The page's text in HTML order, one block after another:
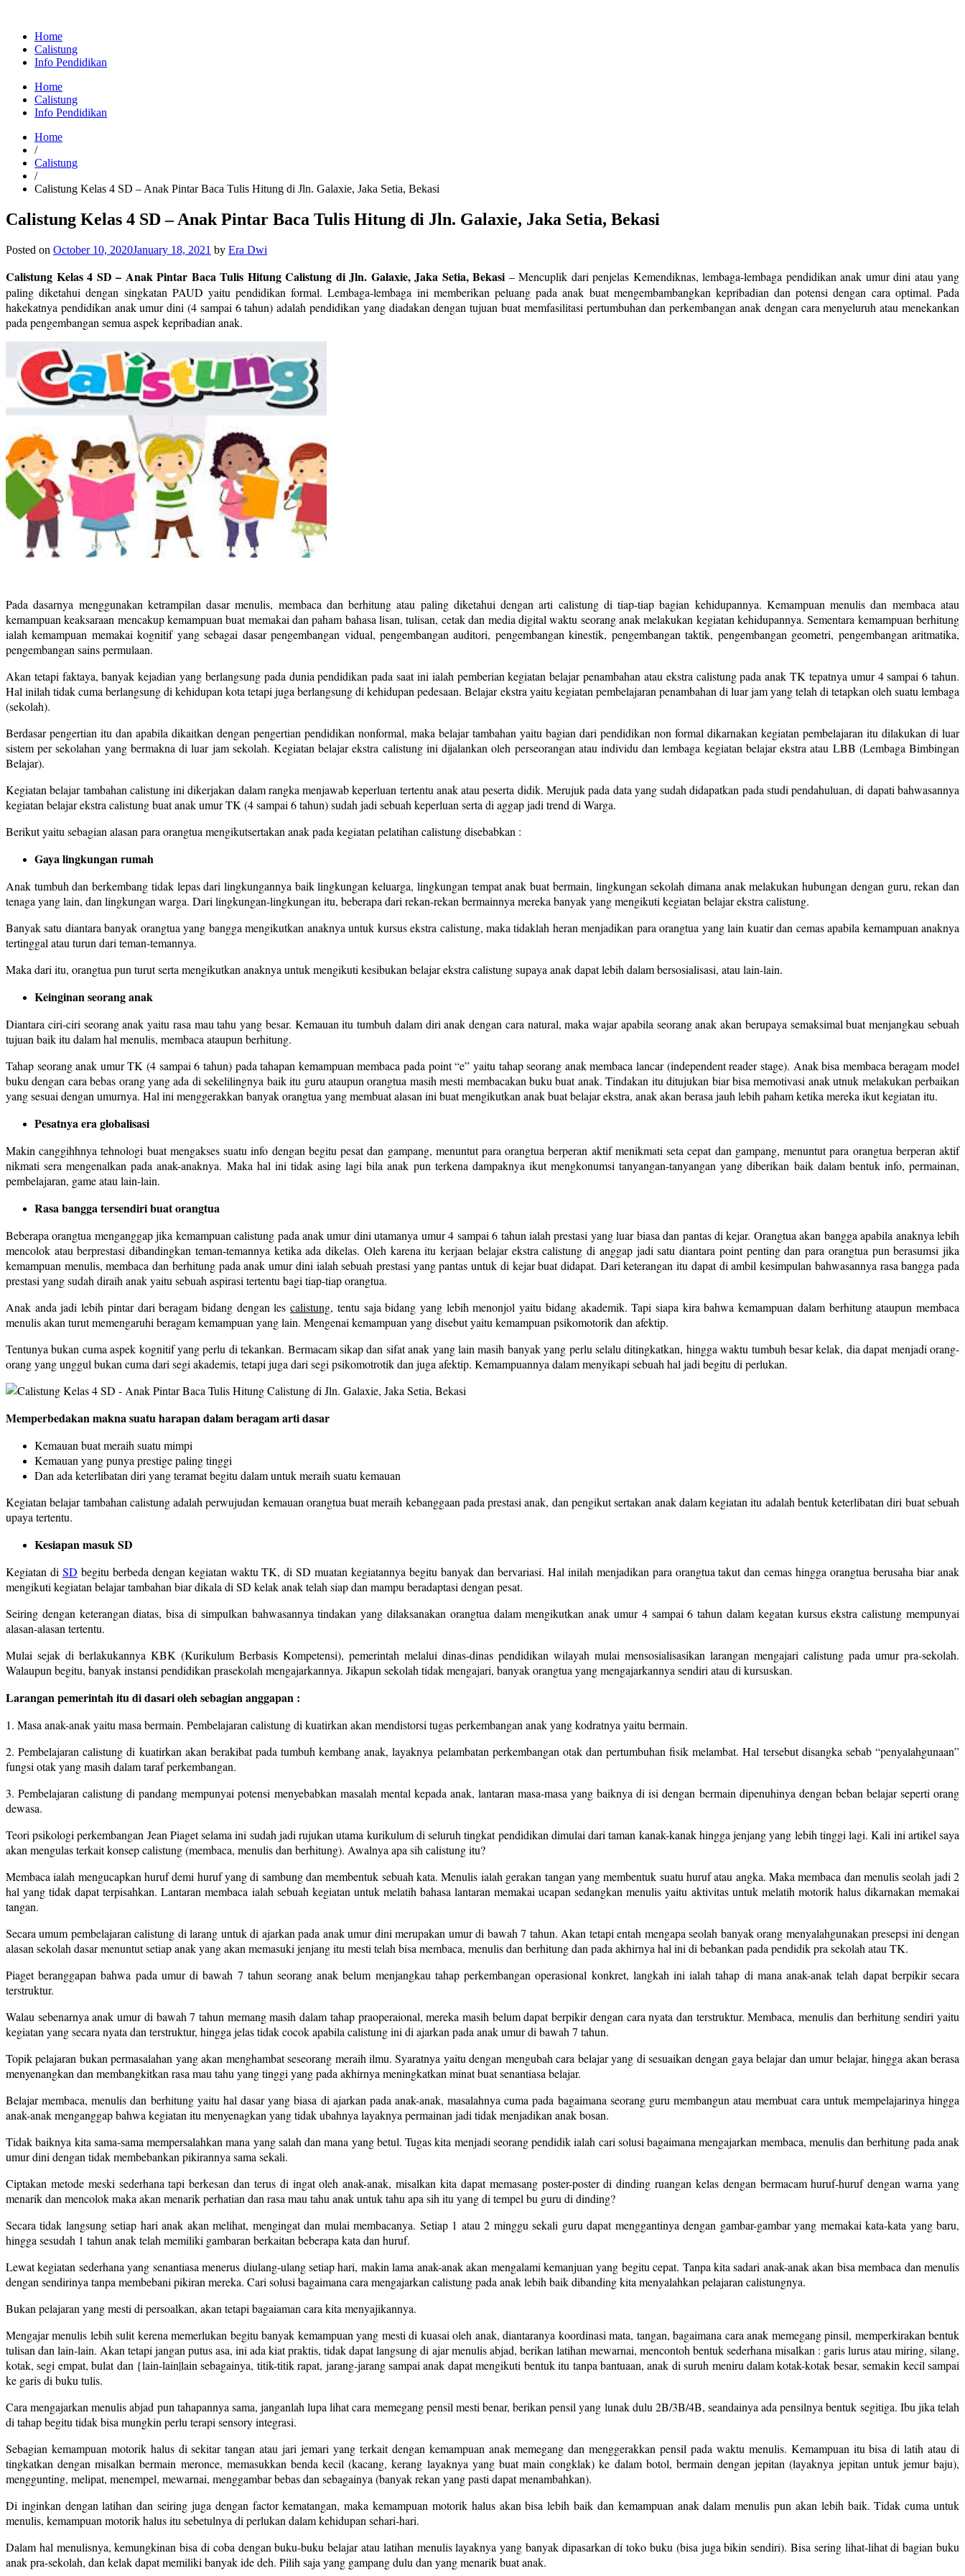
Home
Calistung
Info Pendidikan
Home
Calistung
Info Pendidikan
Home
/
Calistung
/
Calistung Kelas 4 SD – Anak Pintar Baca Tulis Hitung di Jln. Galaxie, Jaka Setia, Bekasi
Calistung Kelas 4 SD – Anak Pintar Baca Tulis Hitung di Jln. Galaxie, Jaka Setia, Bekasi
Posted on October 10, 2020January 18, 2021 by Era Dwi
Calistung Kelas 4 SD – Anak Pintar Baca Tulis Hitung Calistung di Jln. Galaxie, Jaka Setia, Bekasi – Mencuplik dari penjelas Kemendiknas, lembaga-lembaga pendidikan anak umur dini atau yang
paling diketahui dengan singkatan PAUD yaitu pendidikan formal. Lembaga-lembaga ini memberikan peluang pada anak buat mengembambangkan kepribadian dan potensi dengan cara optimal. Pada
hakekatnya pendidikan anak umur dini (4 sampai 6 tahun) adalah pendidikan yang diadakan dengan tujuan buat memfasilitasi pertumbuhan dan perkembangan anak dengan cara menyeluruh atau menekankan
pada pengembangan semua aspek kepribadian anak.
Pada dasarnya menggunakan ketrampilan dasar menulis, membaca dan berhitung atau paling diketahui dengan arti calistung di tiap-tiap bagian kehidupannya. Kemampuan menulis dan membaca atau
kemampuan keaksaraan mencakup kemampuan buat memakai dan paham bahasa lisan, tulisan, cetak dan media digital waktu seorang anak melakukan kegiatan kehidupannya. Sementara kemampuan berhitung
ialah kemampuan memakai kognitif yang sebagai dasar pengembangan vidual, pengembangan auditori, pengembangan kinestik, pengembangan taktik, pengembangan geometri, pengembangan aritmatika,
pengembangan sains permulaan.
Akan tetapi faktaya, banyak kejadian yang berlangsung pada dunia pendidikan pada saat ini ialah pemberian kegiatan belajar penambahan atau ekstra calistung pada anak TK tepatnya umur 4 sampai 6 tahun.
Hal inilah tidak cuma berlangsung di kehidupan kota tetapi juga berlangsung di kehidupan pedesaan. Belajar ekstra yaitu kegiatan pembelajaran penambahan di luar jam yang telah di tetapkan oleh suatu lembaga
(sekolah).
Berdasar pengertian itu dan apabila dikaitkan dengan pengertian pendidikan nonformal, maka belajar tambahan yaitu bagian dari pendidikan non formal dikarnakan kegiatan pembelajaran itu dilakukan di luar
sistem per sekolahan yang bermakna di luar jam sekolah. Kegiatan belajar ekstra calistung ini dijalankan oleh perseorangan atau individu dan lembaga kegiatan belajar ekstra atau LBB (Lembaga Bimbingan
Belajar).
Kegiatan belajar tambahan calistung ini dikerjakan dalam rangka menjawab keperluan tertentu anak atau peserta didik. Merujuk pada data yang sudah didapatkan pada studi pendahuluan, di dapati bahwasannya
kegiatan belajar ekstra calistung buat anak umur TK (4 sampai 6 tahun) sudah jadi sebuah keperluan serta di aggap jadi trend di Warga.
Berikut yaitu sebagian alasan para orangtua mengikutsertakan anak pada kegiatan pelatihan calistung disebabkan :
Gaya lingkungan rumah
Anak tumbuh dan berkembang tidak lepas dari lingkungannya baik lingkungan keluarga, lingkungan tempat anak buat bermain, lingkungan sekolah dimana anak melakukan hubungan dengan guru, rekan dan
tenaga yang lain, dan lingkungan warga. Dari lingkungan-lingkungan itu, beberapa dari rekan-rekan bermainnya mereka banyak yang mengikuti kegiatan belajar ekstra calistung.
Banyak satu diantara banyak orangtua yang bangga mengikutkan anaknya untuk kursus ekstra calistung, maka tidaklah heran menjadikan para orangtua yang lain kuatir dan cemas apabila kemampuan anaknya
tertinggal atau turun dari teman-temannya.
Maka dari itu, orangtua pun turut serta mengikutkan anaknya untuk mengikuti kesibukan belajar ekstra calistung supaya anak dapat lebih dalam bersosialisasi, atau lain-lain.
Keinginan seorang anak
Diantara ciri-ciri seorang anak yaitu rasa mau tahu yang besar. Kemauan itu tumbuh dalam diri anak dengan cara natural, maka wajar apabila seorang anak akan berupaya semaksimal buat menjangkau sebuah
tujuan baik itu dalam hal menulis, membaca ataupun berhitung.
Tahap seorang anak umur TK (4 sampai 6 tahun) pada tahapan kemampuan membaca pada point “e” yaitu tahap seorang anak membaca lancar (independent reader stage). Anak bisa membaca beragam model
buku dengan cara bebas orang yang ada di sekelilingnya baik itu guru ataupun orangtua masih mesti membacakan buku buat anak. Tindakan itu ditujukan biar bisa memotivasi anak utnuk melakukan perbaikan
yang sesuai dengan umurnya. Hal ini menggerakkan banyak orangtua yang membuat alasan ini buat mengikutkan anak buat belajar ekstra, anak akan berasa jauh lebih paham ketika mereka ikut kegiatan itu.
Pesatnya era globalisasi
Makin canggihhnya tehnologi buat mengakses suatu info dengan begitu pesat dan gampang, menuntut para orangtua berperan aktif menikmati seta cepat dan gampang, menuntut para orangtua berperan aktif
nikmati sera mengenalkan pada anak-anaknya. Maka hal ini tidak asing lagi bila anak pun terkena dampaknya ikut mengkonumsi tanyangan-tanyangan yang diberikan baik dalam bentuk info, permainan,
pembelajaran, game atau lain-lain.
Rasa bangga tersendiri buat orangtua
Beberapa orangtua menganggap jika kemampuan calistung pada anak umur dini utamanya umur 4 sampai 6 tahun ialah prestasi yang luar biasa dan pantas di kejar. Orangtua akan bangga apabila anaknya lebih
mencolok atau berprestasi dibandingkan teman-temannya ketika ada dikelas. Oleh karena itu kerjaan belajar ekstra calistung di anggap jadi satu diantara point penting dan para orangtua pun berasumsi jika
kemampuan menulis, membaca dan berhitung pada anak umur dini ialah sebuah prestasi yang pantas untuk di kejar buat didapat. Dari keterangan itu dapat di ambil kesimpulan bahwasannya rasa bangga pada
prestasi yang sudah diraih anak yaitu sebuah aspirasi tertentu bagi tiap-tiap orangtua.
Anak anda jadi lebih pintar dari beragam bidang dengan lescalistung, tentu saja bidang yang lebih menonjol yaitu bidang akademik. Tapi siapa kira bahwa kemampuan dalam berhitung ataupun membaca
menulis akan turut memengaruhi beragam kemampuan yang lain. Mengenai kemampuan yang disebut yaitu kemampuan psikomotorik dan afektip.
Tentunya bukan cuma aspek kognitif yang perlu di tekankan. Bermacam sikap dan sifat anak yang lain masih banyak yang perlu selalu ditingkatkan, hingga waktu tumbuh besar kelak, dia dapat menjadi orang-
orang yang unggul bukan cuma dari segi akademis, tetapi juga dari segi psikomotrotik dan juga afektip. Kemampuannya dalam menyikapi sebuah hal jadi begitu di perlukan.
Memperbedakan makna suatu harapan dalam beragam arti dasar
Kemauan buat meraih suatu mimpi
Kemauan yang punya prestige paling tinggi
Dan ada keterlibatan diri yang teramat begitu dalam untuk meraih suatu kemauan
Kegiatan belajar tambahan calistung adalah perwujudan kemauan orangtua buat meraih kebanggaan pada prestasi anak, dan pengikut sertakan anak dalam kegiatan itu adalah bentuk keterlibatan diri buat sebuah
upaya tertentu.
Kesiapan masuk SD
Kegiatan di SD begitu berbeda dengan kegiatan waktu TK, di SD muatan kegiatannya begitu banyak dan bervariasi. Hal inilah menjadikan para orangtua takut dan cemas hingga orangtua berusaha biar anak
mengikuti kegiatan belajar tambahan biar dikala di SD kelak anak telah siap dan mampu beradaptasi dengan pesat.
Seiring dengan keterangan diatas, bisa di simpulkan bahwasannya tindakan yang dilaksanakan orangtua dalam mengikutkan anak umur 4 sampai 6 tahun dalam kegatan kursus ekstra calistung mempunyai
alasan-alasan tertentu.
Mulai sejak di berlakukannya KBK (Kurikulum Berbasis Kompetensi), pemerintah melalui dinas-dinas pendidikan wilayah mulai mensosialisasikan larangan mengajari calistung pada umur pra-sekolah.
Walaupun begitu, banyak instansi pendidikan prasekolah mengajarkannya. Jikapun sekolah tidak mengajari, banyak orangtua yang mengajarkannya sendiri atau di kursuskan.
Larangan pemerintah itu di dasari oleh sebagian anggapan :
1. Masa anak-anak yaitu masa bermain. Pembelajaran calistung di kuatirkan akan mendistorsi tugas perkembangan anak yang kodratnya yaitu bermain.
2. Pembelajaran calistung di kuatirkan akan berakibat pada tumbuh kembang anak, layaknya pelambatan perkembangan otak dan pertumbuhan fisik melambat. Hal tersebut disangka sebab “penyalahgunaan”
fungsi otak yang masih dalam taraf perkembangan.
3. Pembelajaran calistung di pandang mempunyai potensi menyebabkan masalah mental kepada anak, lantaran masa-masa yang baiknya di isi dengan bermain dipenuhinya dengan beban belajar seperti orang
dewasa.
Teori psikologi perkembangan Jean Piaget selama ini sudah jadi rujukan utama kurikulum di seluruh tingkat pendidikan dimulai dari taman kanak-kanak hingga jenjang yang lebih tinggi lagi. Kali ini artikel saya
akan mengulas terkait konsep calistung (membaca, menulis dan berhitung). Awalnya apa sih calistung itu?
Membaca ialah mengucapkan huruf demi huruf yang di sambung dan membentuk sebuah kata. Menulis ialah gerakan tangan yang membentuk suatu huruf atau angka. Maka membaca dan menulis seolah jadi 2
hal yang tidak dapat terpisahkan. Lantaran membaca ialah sebuah kegiatan untuk melatih bahasa lantaran memakai ucapan sedangkan menulis yaitu aktivitas untuk melatih motorik halus dikarnakan memakai
tangan.
Secara umum pembelajaran calistung di larang untuk di ajarkan pada anak umur dini merupakan umur di bawah 7 tahun. Akan tetapi entah mengapa seolah banyak orang menyalahgunakan presepsi ini dengan
alasan sekolah dasar menuntut setiap anak yang akan memasuki jenjang itu mesti telah bisa membaca, menulis dan berhitung dan pada akhirnya hal ini di bebankan pada pendidik pra sekolah atau TK.
Piaget beranggapan bahwa pada umur di bawah 7 tahun seorang anak belum menjangkau tahap perkembangan operasional konkret, langkah ini ialah tahap di mana anak-anak telah dapat berpikir secara
terstruktur.
Walau sebenarnya anak umur di bawah 7 tahun memang masih dalam tahap praoperaional, mereka masih belum dapat berpikir dengan cara nyata dan terstruktur. Membaca, menulis dan berhitung sendiri yaitu
kegiatan yang secara nyata dan terstruktur, hingga jelas tidak cocok apabila calistung ini di ajarkan pada anak umur di bawah 7 tahun.
Topik pelajaran bukan permasalahan yang akan menghambat seseorang meraih ilmu. Syaratnya yaitu dengan mengubah cara belajar yang di sesuaikan dengan gaya belajar dan umur belajar, hingga akan berasa
menyenangkan dan membangkitkan rasa mau tahu yang tinggi yang pada akhirnya meningkatkan minat buat senantiasa belajar.
Belajar membaca, menulis dan berhitung yaitu hal dasar yang biasa di ajarkan pada anak-anak, masalahnya cuma pada bagaimana seorang guru membangun atau membuat cara untuk mempelajarinya hingga
anak-anak menganggap bahwa kegiatan itu menyenagkan yang tidak ubahnya layaknya permainan jadi tidak menjadikan anak bosan.
Tidak baiknya kita sama-sama mempersalahkan mana yang salah dan mana yang betul. Tugas kita menjadi seorang pendidik ialah cari solusi bagaimana mengajarkan membaca, menulis dan berhitung pada anak
umur dini dengan tidak membebankan pikirannya sama sekali.
Ciptakan metode meski sederhana tapi berkesan dan terus di ingat oleh anak-anak, misalkan kita dapat memasang poster-poster di dinding ruangan kelas dengan bermacam huruf-huruf dengan warna yang
menarik dan mencolok maka akan menarik perhatian dan rasa mau tahu anak untuk tahu apa sih itu yang di tempel bu guru di dinding?
Secara tidak langsung setiap hari anak akan melihat, mengingat dan mulai membacanya. Setiap 1 atau 2 minggu sekali guru dapat menggantinya dengan gambar-gambar yang memakai kata-kata yang baru,
hingga sesudah 1 tahun anak telah memiliki gambaran berkaitan beberapa kata dan huruf.
Lewat kegiatan sederhana yang senantiasa menerus diulang-ulang setiap hari, makin lama anak-anak akan mengalami kemanjuan yang begitu cepat. Tanpa kita sadari anak-anak akan bisa membaca dan menulis
dengan sendirinya tanpa membebani pikiran mereka. Cari solusi bagaimana cara mengajarkan calistung pada anak lebih baik dibanding kita menyalahkan pelajaran calistungnya.
Bukan pelajaran yang mesti di persoalkan, akan tetapi bagaiaman cara kita menyajikannya.
Mengajar menulis lebih sulit kerena memerlukan begitu banyak kemampuan yang mesti di kuasai oleh anak, diantaranya koordinasi mata, tangan, bagaimana cara anak memegang pinsil, memperkirakan bentuk
tulisan dan lain-lain. Akan tetapi jangan putus asa, ini ada kiat praktis, tidak dapat langsung di ajar menulis abjad, berikan latihan mewarnai, mencontoh bentuk sederhana misalkan : garis lurus atau miring, silang,
kotak, segi empat, bulat dan {lain-lain|lain sebagainya, titik-titik rapat, jarang-jarang sampai anak dapat mengikuti bentuk itu tanpa bantuaan, anak di suruh meniru dalam kotak-kotak besar, semakin kecil sampai
ke garis di buku tulis.
Cara mengajarkan menulis abjad pun tahapannya sama, janganlah lupa lihat cara memegang pensil mesti benar, berikan pensil yang lunak dulu 2B/3B/4B, seandainya ada pensilnya bentuk segitiga. Ibu jika telah
di tahap begitu tidak bisa mungkin perlu terapi sensory integrasi.
Sebagian kemampuan motorik halus di sekitar tangan atau jari jemari yang terkait dengan kemampuan anak memegang dan menggerakkan pensil pada waktu menulis. Kemampuan itu bisa di latih atau di
tingkatkan dengan misalkan bermain meronce, memasukkan benda kecil (kacang, kerang layaknya yang buat main congklak) ke dalam botol, bermain dengan jepitan (layaknya jepitan untuk jemur baju),
menggunting, melipat, menempel, mewarnai, menggambar bebas dan sebagainya (banyak rekan yang pasti dapat menambahkan).
Di inginkan dengan latihan dan seiring juga dengan factor kematangan, maka kemampuan motorik halus akan bisa lebih baik dan kemampuan anak dalam menulis pun akan lebih baik. Tidak cuma untuk
menulis, kemampuan motorik halus itu sebetulnya di perlukan dalam kehidupan sehari-hari.
Dalam hal menulisnya, kemungkinan bisa di coba dengan buku-buku belajar atau latihan menulis layaknya yang banyak dipasarkan di toko buku (bisa juga bikin sendiri). Bisa sering lihat-lihat di bagian buku
anak pra-sekolah, dan kelak dapat memiliki banyak ide deh. Pilih saja yang gampang dulu dan yang menarik buat anak.